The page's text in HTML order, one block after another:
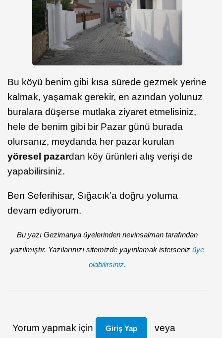
Bu köyü benim gibi kısa sürede gezmek yerine
kalmak, yaşamak gerekir, en azından yolunuz
buralara düşerse mutlaka ziyaret etmelisiniz,
hele de benim gibi bir Pazar günü burada
olursanız, meydanda her pazar kurulan
yöresel pazardan köy ürünleri alış verişi de
yapabilirsiniz.
Ben Seferihisar, Sığacık’a doğru yoluma
devam ediyorum.
Bu yazı Gezimanya üyelerinden nevinsalman tarafından
yazılmıştır. Yazılarınızı sitemizde yayınlamak isterseniz üye
olabilirsiniz.
Yorum yapmak için Giriş Yap veya